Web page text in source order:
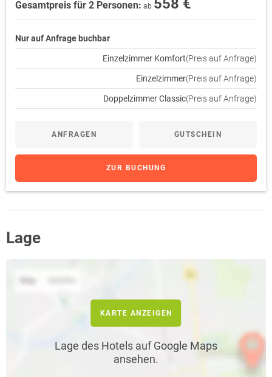
Gesamtpreis für 2 Personen: ab 558 €
Nur auf Anfrage buchbar
Einzelzimmer Komfort(Preis auf Anfrage)
Einzelzimmer(Preis auf Anfrage)
Doppelzimmer Classic(Preis auf Anfrage)
ANFRAGEN GUTSCHEIN
ZUR BUCHUNG
Lage
KARTE ANZEIGEN
Lage des Hotels auf Google Maps
ansehen.